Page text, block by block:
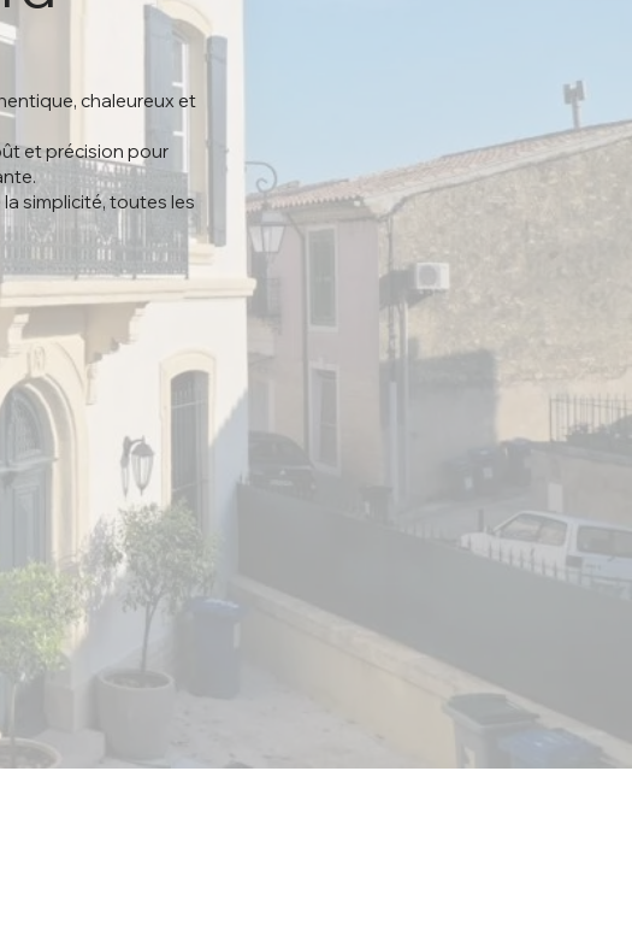
chaleureux et
et précision pour
simplicité, toutes les